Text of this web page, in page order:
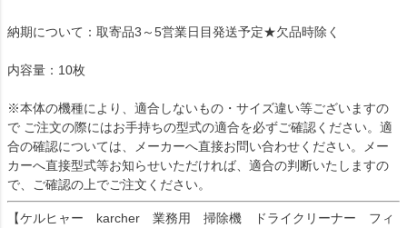
納期について：取寄品3～5営業日目発送予定★欠品時除く
内容量：10枚
※本体の機種により、適合しないもの・サイズ違い等ございますの
で ご注文の際にはお手持ちの型式の適合を必ずご確認ください。適
合の確認については、メーカーへ直接お問い合わせください。メー
カーへ直接型式等お知らせいただければ、適合の判断いたしますの
で、ご確認の上でご注文ください。
【ケルヒャー karcher 業務用 掃除機 ドライクリーナー フィ